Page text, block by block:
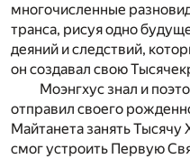
многочисленные
транса, рисуя одно
деяний и следствий,
он создавал свою
Моэнгхус знал и
отправил своего
Майтанета занять
смог устроить Первую